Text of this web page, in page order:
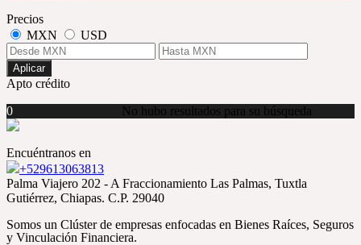
Precios
MXN
USD
Aplicar
Apto crédito
No hubo resultados para su búsqueda
0
Encuéntranos en
+529613063813
Palma Viajero 202 - A Fraccionamiento Las Palmas, Tuxtla
Gutiérrez, Chiapas. C.P. 29040
Somos un Clúster de empresas enfocadas en Bienes Raíces, Seguros
y Vinculación Financiera.